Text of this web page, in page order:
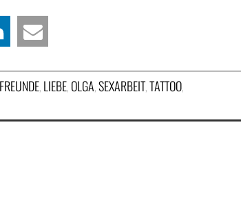
FREUNDE, LIEBE, OLGA,SEXARBEIT,TATTOO,